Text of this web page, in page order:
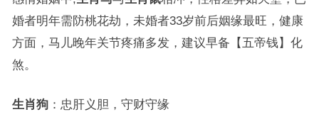
婚者明年需防桃花劫，未婚者33岁前后姻缘最旺，健康
方面，马儿晚年关节疼痛多发，建议早备【五帝钱】化
煞。
生肖狗：忠肝义胆，守财守缘